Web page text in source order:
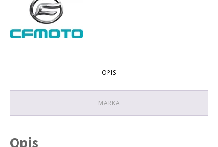
TOURING
FORCE
do
T3B
HOMOLOGACJA
OPIS
MARKA
Opis